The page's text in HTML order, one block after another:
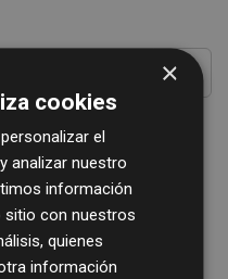
4.0
×
cookies
el
analizar nuestro
información
sitio con nuestros
quienes
información